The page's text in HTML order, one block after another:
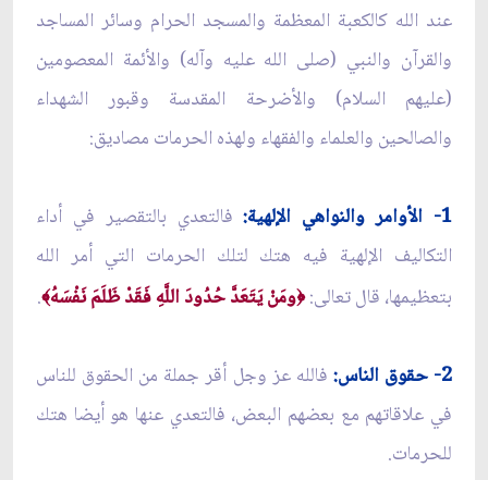
عند الله كالكعبة المعظمة والمسجد الحرام وسائر المساجد
والقرآن والنبي (صلى الله عليه وآله) والأئمة المعصومين
(عليهم السلام) والأضرحة المقدسة وقبور الشهداء
والصالحين والعلماء والفقهاء ولهذه الحرمات مصاديق:
1- الأوامر والنواهي الإلهية:
فالتعدي بالتقصير في أداء
التكاليف الإلهية فيه هتك لتلك الحرمات التي أمر الله
بتعظيمها، قال تعالى:﴿ومَنْ يَتَعَدَّ حُدُودَ اللَّهِ فَقَدْ ظَلَمَ نَفْسَهُ﴾.
2- حقوق الناس:
فالله عز وجل أقر جملة من الحقوق للناس
في علاقاتهم مع بعضهم البعض، فالتعدي عنها هو أيضا هتك
للحرمات.